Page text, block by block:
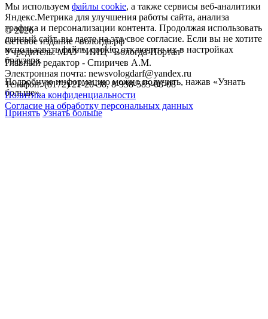
©2026
Сетевое издание "вологда.рф"
Учредитель: МАУ "ИИЦ "Вологда-Портал"
Главный редактор - Спиричев А.М.
Электронная почта: newsvologdarf@yandex.ru
Телефон: (8172) 21-20-38, 8-958-585-08-08
Политика конфиденциальности
Согласие на обработку персональных данных
Мы используем файлы cookie, а также сервисы веб-аналитики
Яндекс.Метрика для улучшения работы сайта, анализа
трафика и персонализации контента. Продолжая использовать
данный сайт, вы даете на это свое согласие. Если вы не хотите
использовать файлы cookie, отключите их в настройках
браузера.
Подробную информацию можно получить, нажав «Узнать
больше».
Принять Узнать больше